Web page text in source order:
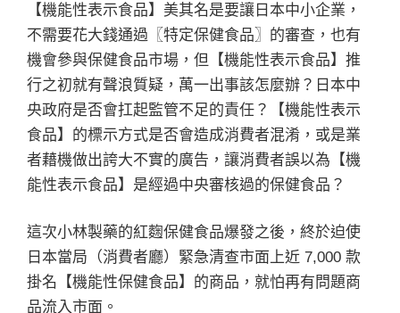
【機能性表示食品】美其名是要讓日本中小企業，
不需要花大錢通過〖特定保健食品〗的審查，也有
機會參與保健食品市場，但【機能性表示食品】推
行之初就有聲浪質疑，萬一出事該怎麼辦？日本中
央政府是否會扛起監管不足的責任？【機能性表示
食品】的標示方式是否會造成消費者混淆，或是業
者藉機做出誇大不實的廣告，讓消費者誤以為【機
能性表示食品】是經過中央審核過的保健食品？
這次小林製藥的紅麴保健食品爆發之後，終於迫使
日本當局（消費者廳）緊急清查市面上近 7,000 款
掛名【機能性保健食品】的商品，就怕再有問題商
品流入市面。